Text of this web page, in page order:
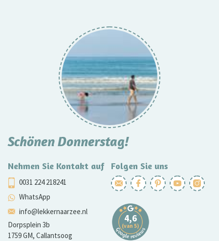
Schönen Donnerstag!
Nehmen Sie Kontakt auf
0031 224 218241
WhatsApp
info@lekkernaarzee.nl
Dorpsplein 3b
1759 GM, Callantsoog
Folgen Sie uns